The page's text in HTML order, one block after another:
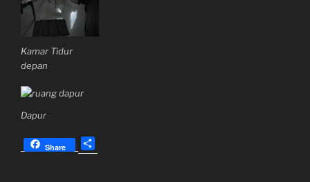
Kamar Tidur
depan
Dapur
Share
h